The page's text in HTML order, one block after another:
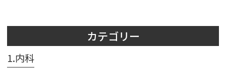
カテゴリー
1.内科